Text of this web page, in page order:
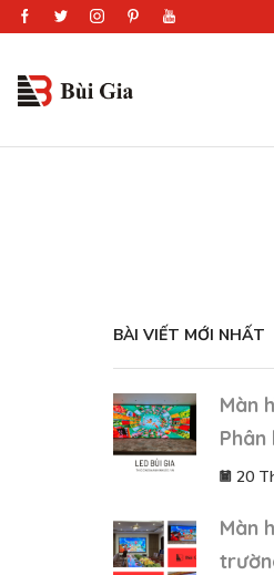
BÀI VIẾT MỚI NHẤT
Màn
Phân
20
Màn